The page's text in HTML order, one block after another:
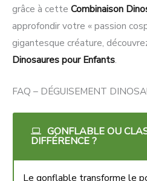
grâce à cette Combinaison
approfondir votre « passion
gigantesque créature,
Dinosaures pour Enfants.
FAQ – DÉGUISEMENT
GONFLABLE OU
DIFFÉRENCE ?
Le gonflable transforme le